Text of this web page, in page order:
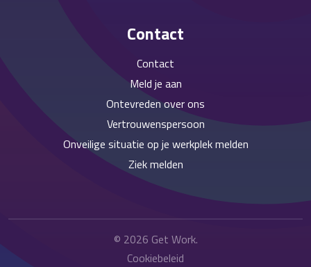
Contact
Contact
Meld je aan
Ontevreden over ons
Vertrouwenspersoon
Onveilige situatie op je werkplek melden
Ziek melden
© 2026 Get Work.
Cookiebeleid